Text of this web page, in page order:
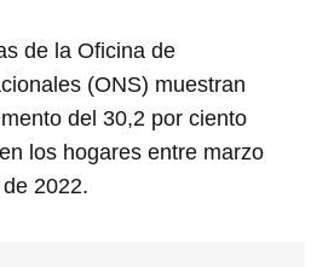
de la Oficina de
(ONS) muestran
del 30,2 por ciento
los hogares entre marzo
2022.